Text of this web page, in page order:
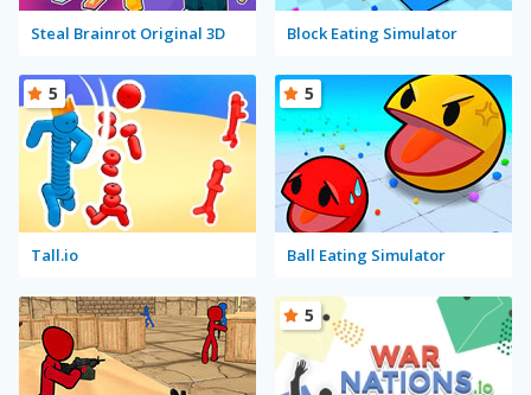
Steal Brainrot Original 3D Block Eating Simulator
Tall.io
5
Ball Eating Simulator
5
5